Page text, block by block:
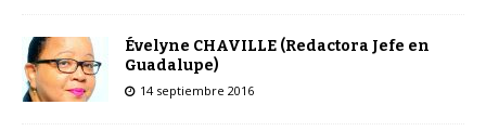
Évelyne CHAVILLE (Redactora Jefe en
Guadalupe)
14 septiembre 2016